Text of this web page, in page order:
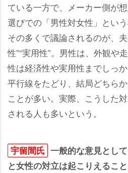
ている一方で、メーカー側が
選びでの「男性対女性」とい
その多くで議論されるのが、
性”“実用性”。男性は、外観や
性は経済性や実用性までしっ
平行線をたどり、結局どちら
ことが多い。実際、こうした
される人も多いという。
宇留間氏 一般的な意見とし
と女性の対立は起こりえるこ